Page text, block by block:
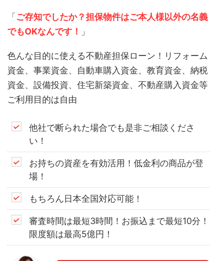
「 ご存知でしたか？担保物件はご本人様以外の名義
でもOKなんです！
」
色んな目的に使える不動産担保ローン！リフォーム
資金、事業資金、自動車購入資金、教育資金、納税
資金、設備投資、住宅新築資金、不動産購入資金等
ご利用目的は自由
他社で断られた場合でも是非ご相談くださ
い！
お持ちの資産を有効活用！低金利の商品が登
場！
もちろん日本全国対応可能！
審査時間は最短3時間！お振込まで最短10分！
限度額は最高5億円！